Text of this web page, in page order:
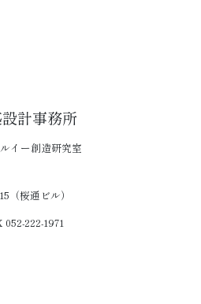
計事務所
イー創造研究室
（桜通ビル）
222-1971